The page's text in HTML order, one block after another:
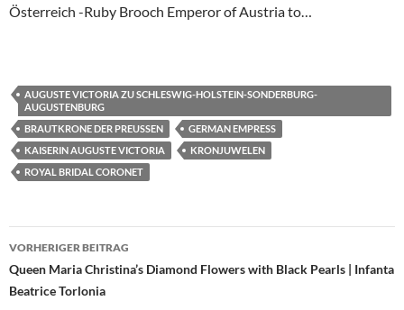
Österreich -Ruby Brooch Emperor of Austria to…
AUGUSTE VICTORIA ZU SCHLESWIG-HOLSTEIN-SONDERBURG-
AUGUSTENBURG
BRAUTKRONE DER PREUSSEN
GERMAN EMPRESS
KAISERIN AUGUSTE VICTORIA
KRONJUWELEN
ROYAL BRIDAL CORONET
Beitragsnavigation
VORHERIGER BEITRAG
Queen Maria Christina’s Diamond Flowers with Black Pearls | Infanta
Beatrice Torlonia